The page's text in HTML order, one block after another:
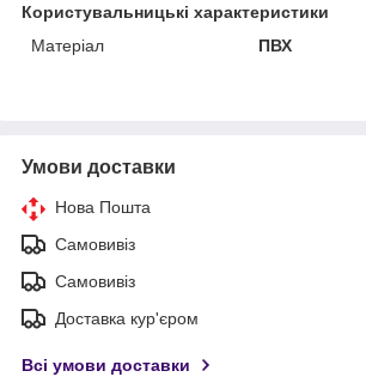
Користувальницькі характеристики
Матеріал
ПВХ
Умови доставки
Нова Пошта
Самовивіз
Самовивіз
Доставка кур'єром
Всі умови доставки